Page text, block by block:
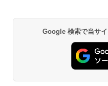
Google 検索で当サ